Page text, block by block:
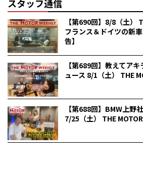
スタッフ通信
【第690回】8/8（土）
フランス＆ドイツの新
告】
【第689回】教えてア
ュース 8/1（土） THE
【第688回】BMW上野
7/25（土） THE